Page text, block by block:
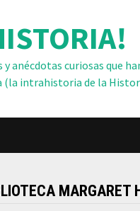
anécdotas curiosas que
(la intrahistoria de la
MARGARET